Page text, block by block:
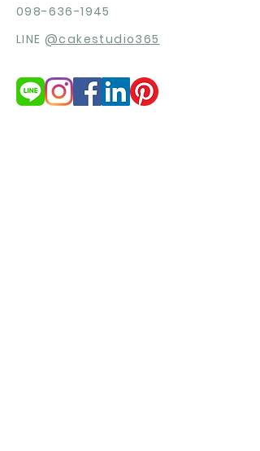
098-636-1945
LINE @cakestudio365